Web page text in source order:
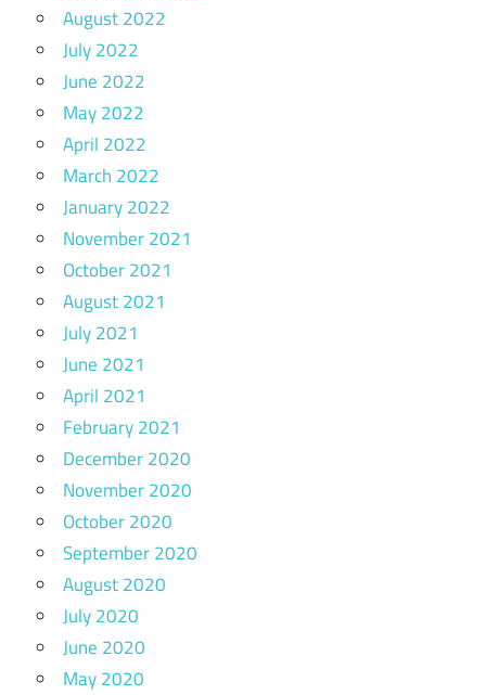
August 2022
July 2022
June 2022
May 2022
April 2022
March 2022
January 2022
November 2021
October 2021
August 2021
July 2021
June 2021
April 2021
February 2021
December 2020
November 2020
October 2020
September 2020
August 2020
July 2020
June 2020
May 2020